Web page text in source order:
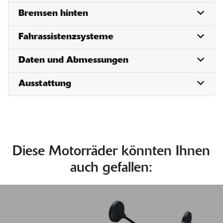
Bremsen hinten
Fahrassistenzsysteme
Daten und Abmessungen
Ausstattung
Diese Motorräder könnten Ihnen
auch gefallen: